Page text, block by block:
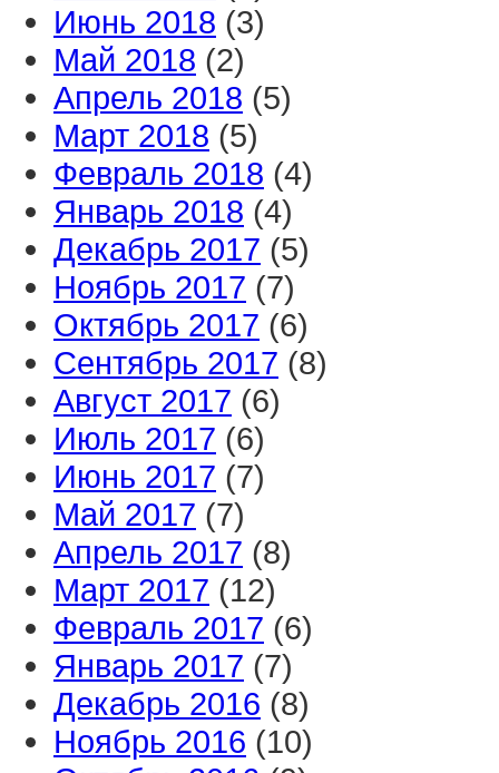
Июнь 2018 (3)
Май 2018 (2)
Апрель 2018 (5)
Март 2018 (5)
Февраль 2018 (4)
Январь 2018 (4)
Декабрь 2017 (5)
Ноябрь 2017 (7)
Октябрь 2017 (6)
Сентябрь 2017 (8)
Август 2017 (6)
Июль 2017 (6)
Июнь 2017 (7)
Май 2017 (7)
Апрель 2017 (8)
Март 2017 (12)
Февраль 2017 (6)
Январь 2017 (7)
Декабрь 2016 (8)
Ноябрь 2016 (10)